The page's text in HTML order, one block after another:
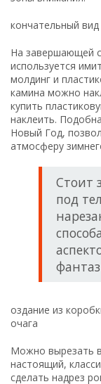
кончательный
На завершающей
используется
молдинг и
камина можно
купить
наклеить.
Новый Год,
атмосферу
Стоит
под
оздание из
очага
Можно вырезать
настоящий,
сделать надрез